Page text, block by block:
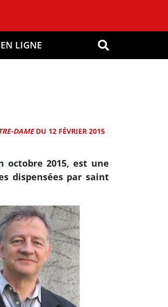
OK
LIGNE
DAMEDU 12 FÉVRIER 2015
octobre 2015, est une
dispensées par saint